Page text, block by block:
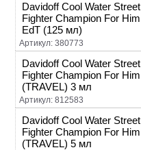
Davidoff Cool Water Street
Fighter Champion For Him
EdT (125 мл)
Артикул: 380773
Davidoff Cool Water Street
Fighter Champion For Him
(TRAVEL) 3 мл
Артикул: 812583
Davidoff Cool Water Street
Fighter Champion For Him
(TRAVEL) 5 мл